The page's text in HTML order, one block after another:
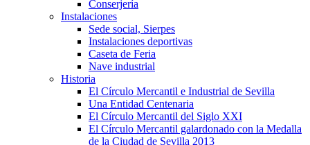
Conserjería
Instalaciones
Sede social, Sierpes
Instalaciones deportivas
Caseta de Feria
Nave industrial
Historia
El Círculo Mercantil e Industrial de Sevilla
Una Entidad Centenaria
El Círculo Mercantil del Siglo XXI
El Círculo Mercantil galardonado con la Medalla
de la Ciudad de Sevilla 2013